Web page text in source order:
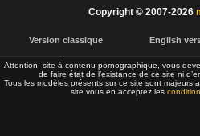
Copyright © 2007-2026
Version classique English
Attention, site à contenu pornographique, vous
de faire état de l’existance de ce site ni
Tous les modèles présents sur ce site sont majeurs
site vous en acceptez les